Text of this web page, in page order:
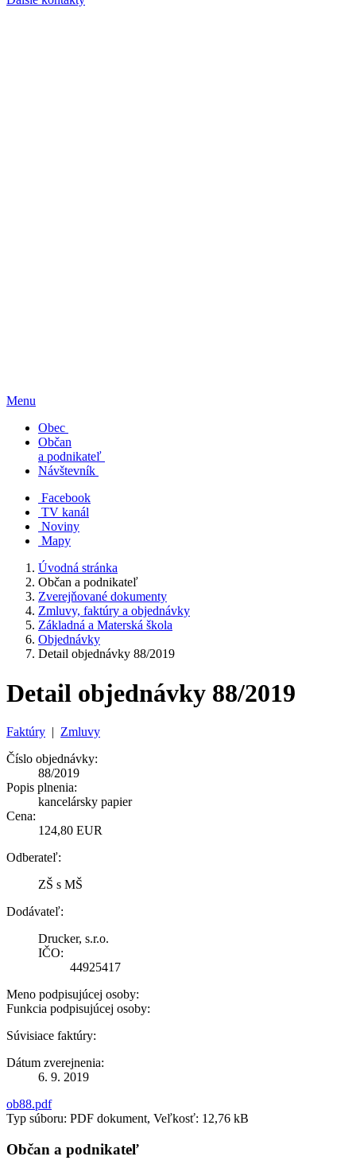
Menu
Obec
Občan
a podnikateľ
Návštevník
Facebook
TV kanál
Noviny
Mapy
Úvodná stránka
Občan a podnikateľ
Zverejňované dokumenty
Zmluvy, faktúry a objednávky
Základná a Materská škola
Objednávky
Detail objednávky 88/2019
Detail objednávky 88/2019
Faktúry | Zmluvy
Číslo objednávky:
88/2019
Popis plnenia:
kancelársky papier
Cena:
124,80 EUR
Odberateľ:
ZŠ s MŠ
Dodávateľ:
Drucker, s.r.o.
IČO:
44925417
Meno podpisujúcej osoby:
Funkcia podpisujúcej osoby:
Súvisiace faktúry:
Dátum zverejnenia:
6. 9. 2019
ob88.pdf
Typ súboru: PDF dokument, Veľkosť: 12,76 kB
Občan a podnikateľ